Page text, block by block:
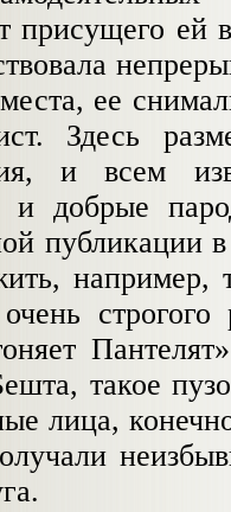
присущего ей
ее
Здесь
и всем
и добрые
публикации в
такое
лица,